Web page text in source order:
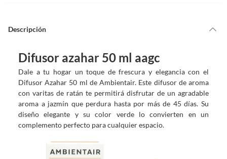
Descripción
Difusor azahar 50 ml aagc
Dale a tu hogar un toque de frescura y elegancia con el
Difusor Azahar 50 ml de Ambientair. Este difusor de aroma
con varitas de ratán te permitirá disfrutar de un agradable
aroma a jazmín que perdura hasta por más de 45 días. Su
diseño elegante y su color verde lo convierten en un
complemento perfecto para cualquier espacio.